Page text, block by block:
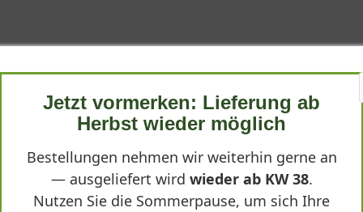
noch hervorragend aus. Er blüht zuverlässig, verträgt
Jetzt vormerken: Lieferung ab
Herbst wieder möglich
Bestellungen nehmen wir weiterhin gerne an
— ausgeliefert wird wieder ab KW 38.
Nutzen Sie die Sommerpause, um sich Ihre